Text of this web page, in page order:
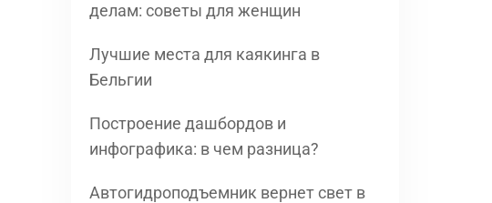
делам: советы для женщин
Лучшие места для каякинга в
Бельгии
Построение дашбордов и
инфографика: в чем разница?
Автогидроподъемник вернет свет в